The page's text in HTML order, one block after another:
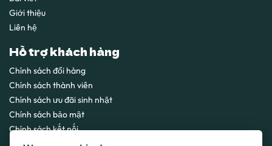
Giới thiệu
Liên hệ
Hỗ trợ khách hàng
Chính sách đổi hàng
Chính sách thành viên
Chính sách ưu đãi sinh nhật
Chính sách bảo mật
Chính sách kết nối